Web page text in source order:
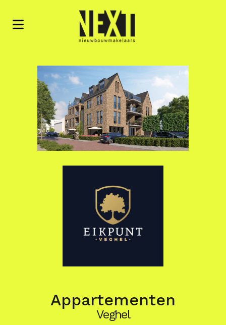
Appartementen
Veghel